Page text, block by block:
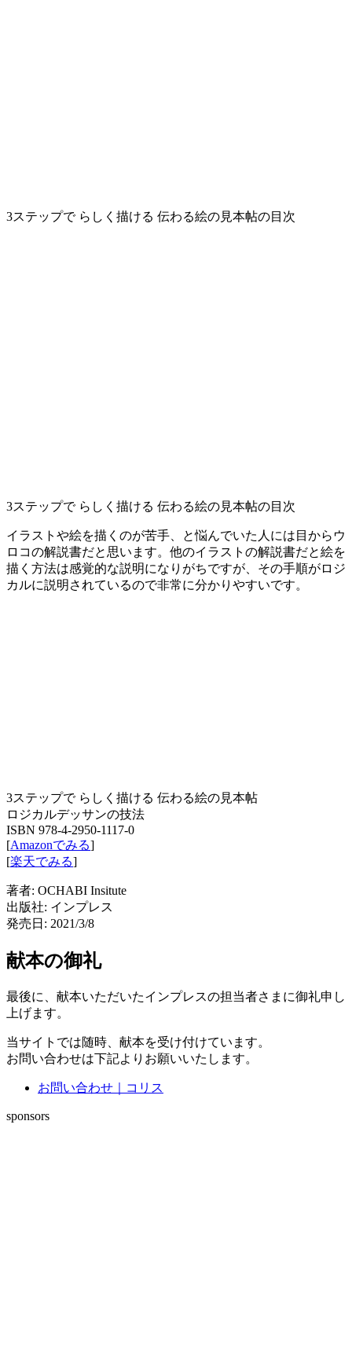
3ステップで らしく描ける 伝わる絵の見本帖の目次
3ステップで らしく描ける 伝わる絵の見本帖の目次
イラストや絵を描くのが苦手、と悩んでいた人には目からウ
ロコの解説書だと思います。他のイラストの解説書だと絵を
描く方法は感覚的な説明になりがちですが、その手順がロジ
カルに説明されているので非常に分かりやすいです。
3ステップで らしく描ける 伝わる絵の見本帖
ロジカルデッサンの技法
ISBN 978-4-2950-1117-0
[Amazonでみる]
[楽天でみる]
著者: OCHABI Insitute
出版社: インプレス
発売日: 2021/3/8
献本の御礼
最後に、献本いただいたインプレスの担当者さまに御礼申し
上げます。
当サイトでは随時、献本を受け付けています。
お問い合わせは下記よりお願いいたします。
お問い合わせ｜コリス
sponsors